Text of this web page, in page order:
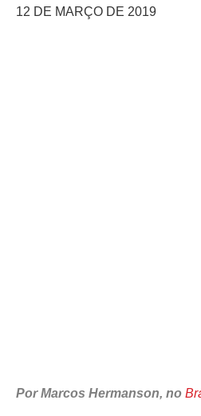
12 DE MARÇO DE 2019
Por Marcos Hermanson, no